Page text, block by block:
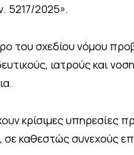
5217/2025».
του σχεδίου νόμου
ιατρούς και
κρίσιμες υπηρεσίες
σε καθεστώς συνεχούς